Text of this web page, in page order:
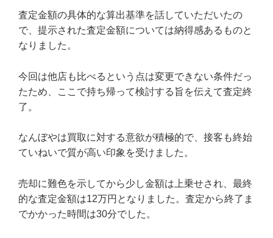
査定金額の具体的な算出基準を話していただいたの
で、提示された査定金額については納得感あるものと
なりました。
今回は他店も比べるという点は変更できない条件だっ
たため、ここで持ち帰って検討する旨を伝えて査定終
了。
なんぼやは買取に対する意欲が積極的で、接客も終始
ていねいで質が高い印象を受けました。
売却に難色を示してから少し金額は上乗せされ、最終
的な査定金額は12万円となりました。査定から終了ま
でかかった時間は30分でした。